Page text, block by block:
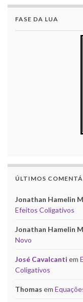
FASE DA LUA
ÚLTIMOS
Jonathan Hamelin
Efeitos Coligativos
Jonathan Hamelin
Novo
José Cavalcanti em
Coligativos
Thomas em